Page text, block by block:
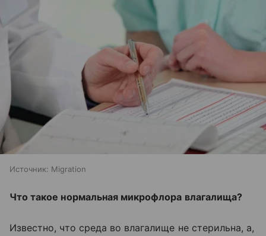
Источник: Migration
Что такое нормальная микрофлора влагалища?
Известно, что среда во влагалище не стерильна, а,